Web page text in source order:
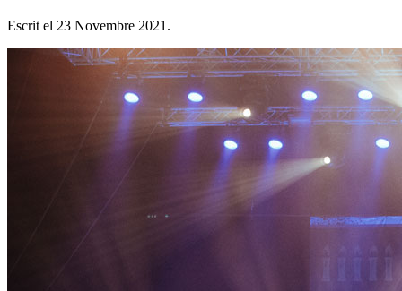
Escrit el 23 Novembre 2021 .